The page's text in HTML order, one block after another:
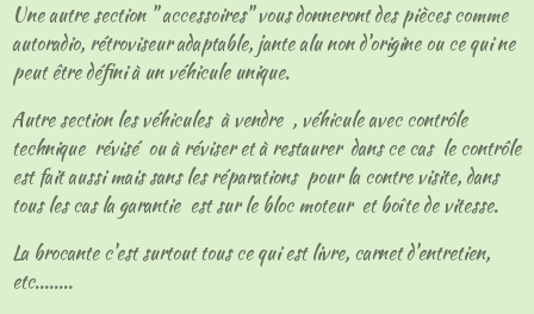
Une autre section " accessoires" vous donneront des pièces comme
autoradio, rétroviseur adaptable, jante alu non d'origine ou ce qui ne
peut être défini à un véhicule unique.
Autre section les véhicules à vendre , véhicule avec contrôle
technique révisé ou à réviser et à restaurer dans ce cas le contrôle
est fait aussi mais sans les réparations pour la contre visite, dans
tous les cas la garantie est sur le bloc moteur et boîte de vitesse.
La brocante c'est surtout tous ce qui est livre, carnet d'entretien,
etc........